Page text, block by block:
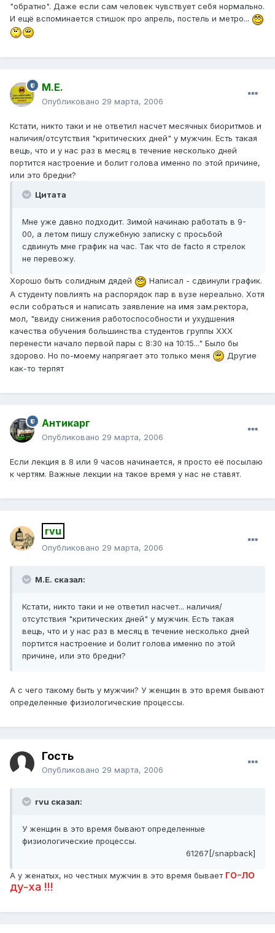
"обратно". Даже если сам человек чувствует себя нормально.
И ещё вспоминается стишок про апрель, постель и метро...
М.Е.
Опубликовано 29 марта, 2006
Кстати, никто таки и не ответил насчет месячных биоритмов и
наличия/отсутствия "критических дней" у мужчин. Есть такая
вещь, что и у нас раз в месяц в течение несколько дней
портится настроение и болит голова именно по этой причине,
или это бредни?
Цитата
Мне уже давно подходит. Зимой начинаю работать в 9-
00, а летом пишу служебную записку с просьбой
сдвинуть мне график на час. Так что de facto я стрелок
не перевожу.
Хорошо быть солидным дядей
Написал - сдвинули график.
А студенту повлиять на распорядок пар в вузе нереально. Хотя
если собраться и написать заявление на имя зам.ректора,
мол, "ввиду снижения работоспособности и ухудшения
качества обучения большинства студентов группы ХХХ
перенести начало первой пары с 8:30 на 10:15..." Было бы
здорово. Но по-моему напрягает это только меня
Другие
как-то терпят
Антикарг
Опубликовано 29 марта, 2006
Если лекция в 8 или 9 часов начинается, я просто её посылаю
к чертям. Важные лекции на такое время у нас не ставят.
rvu
Опубликовано 29 марта, 2006
М.Е. сказал:
Кстати, никто таки и не ответил насчет... наличия/
отсутствия "критических дней" у мужчин. Есть такая
вещь, что и у нас раз в месяц в течение несколько дней
портится настроение и болит голова именно по этой
причине, или это бредни?
А с чего такому быть у мужчин? У женщин в это время бывают
определенные физиологические процессы.
Гость
Опубликовано 29 марта, 2006
rvu сказал:
У женщин в это время бывают определенные
физиологические процессы.
61267[/snapback]
А у женатых, но честных мужчин в это время бывает го-ло
ду-ха !!!